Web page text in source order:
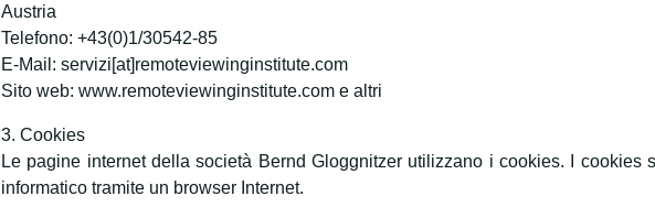
Austria
Telefono: +43(0)1/30542-85
E-Mail: servizi[at]remoteviewinginstitute.com
Sito web: www.remoteviewinginstitute.com e altri
3. Cookies
Le pagine internet della società Bernd Gloggnitzer utilizzano i cookies. I
informatico tramite un browser Internet.